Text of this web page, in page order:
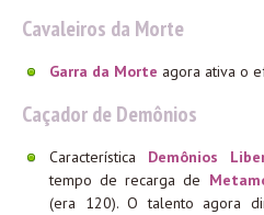
Cavaleiros da Morte
Garra da Morte agora ativa o
Caçador de Demônios
Característica Demônios
tempo de recarga de
(era 120). O talento agora